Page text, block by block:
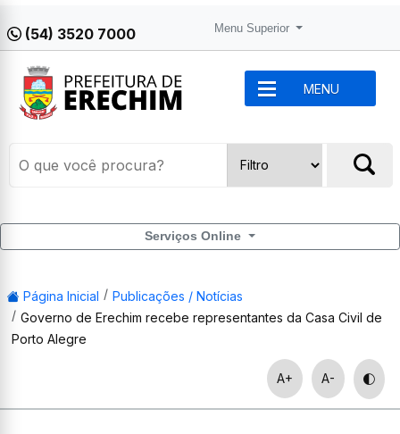
(54) 3520 7000 Menu Superior
MENU
Serviços Online
Página Inicial
Publicações / Notícias
Governo de Erechim recebe representantes da Casa Civil de
Porto Alegre
A+ A-